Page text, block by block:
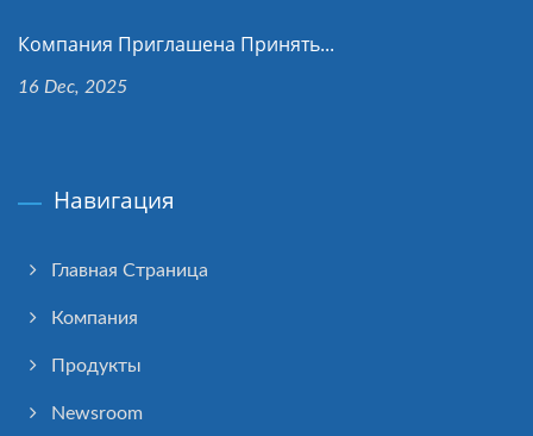
Компания Приглашена Принять...
16 Dec, 2025
Навигация
Главная Страница
Компания
Продукты
Newsroom